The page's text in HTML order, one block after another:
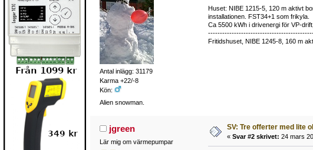
Antal inlägg: 31179
Karma +22/-8
Kön:
Alien snowman.
Huset: NIBE 1215-5, 120 m aktivt
installationen. FST34+1 som frikyla.
Ca 5500 kWh i drivenergi för VP-
Fritidshuset, NIBE 1245-8, 160 m
jgreen
Lär mig om värmepumpar
SV: Tre offerter med lite
« Svar #2 skrivet: 24 mars